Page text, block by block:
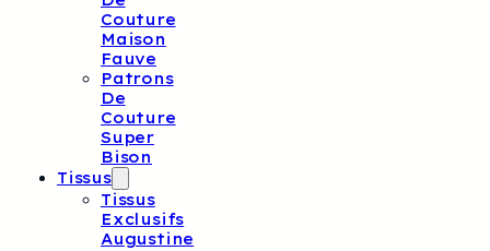
Couture
Maison
Fauve
Patrons
De
Couture
Super
Bison
Tissus
Tissus
Exclusifs
Augustine